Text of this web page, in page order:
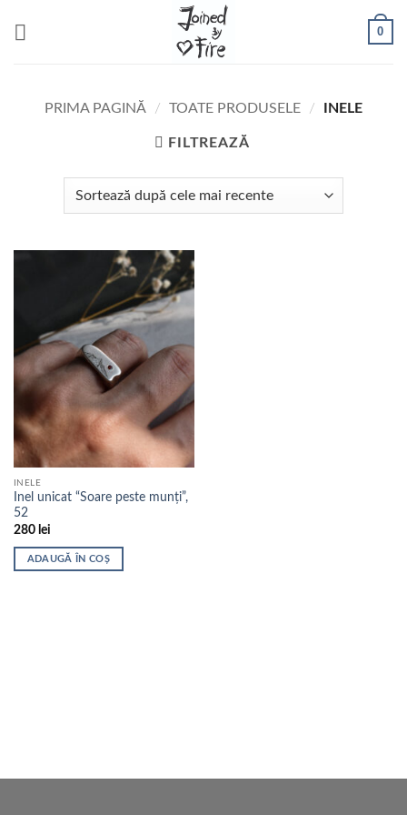
0
PRIMA PAGINĂ / TOATE PRODUSELE / INELE
FILTREAZĂ
INELE
Inel unicat “Soare peste munți”,
52
280 lei
ADAUGĂ ÎN COȘ